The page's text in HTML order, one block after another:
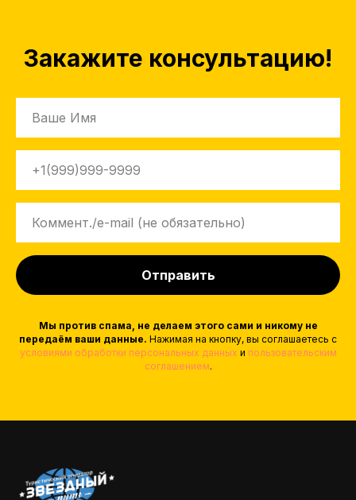
Закажите консультацию!
Отправить
Мы против спама, не делаем этого сами и никому не
передаём ваши данные. Нажимая на кнопку, вы соглашаетесь с
условиями обработки персональных данных и пользовательским
соглашением.